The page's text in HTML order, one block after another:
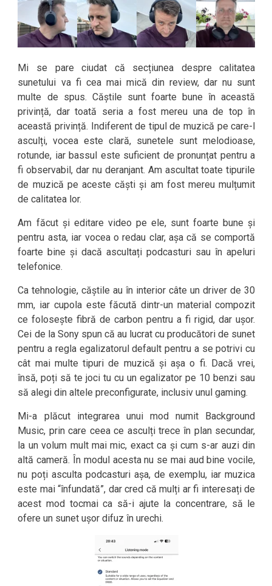
Mi se pare ciudat că secțiunea despre calitatea
sunetului va fi cea mai mică din review, dar nu sunt
multe de spus. Căștile sunt foarte bune în această
privință, dar toată seria a fost mereu una de top în
această privință. Indiferent de tipul de muzică pe care-l
asculți, vocea este clară, sunetele sunt melodioase,
rotunde, iar bassul este suficient de pronunțat pentru a
fi observabil, dar nu deranjant. Am ascultat toate tipurile
de muzică pe aceste căști și am fost mereu mulțumit
de calitatea lor.
Am făcut și editare video pe ele, sunt foarte bune și
pentru asta, iar vocea o redau clar, așa că se comportă
foarte bine și dacă ascultați podcasturi sau în apeluri
telefonice.
Ca tehnologie, căștile au în interior câte un driver de 30
mm, iar cupola este făcută dintr-un material compozit
ce folosește fibră de carbon pentru a fi rigid, dar ușor.
Cei de la Sony spun că au lucrat cu producători de sunet
pentru a regla egalizatorul default pentru a se potrivi cu
cât mai multe tipuri de muzică și așa o fi. Dacă vrei,
însă, poți să te joci tu cu un egalizator pe 10 benzi sau
să alegi din altele preconfigurate, inclusiv unul gaming.
Mi-a plăcut integrarea unui mod numit Background
Music, prin care ceea ce asculți trece în plan secundar,
la un volum mult mai mic, exact ca și cum s-ar auzi din
altă cameră. În modul acesta nu se mai aud bine vocile,
nu poți asculta podcasturi așa, de exemplu, iar muzica
este mai “înfundată”, dar cred că mulți ar fi interesați de
acest mod tocmai ca să-i ajute la concentrare, să le
ofere un sunet ușor difuz în urechi.